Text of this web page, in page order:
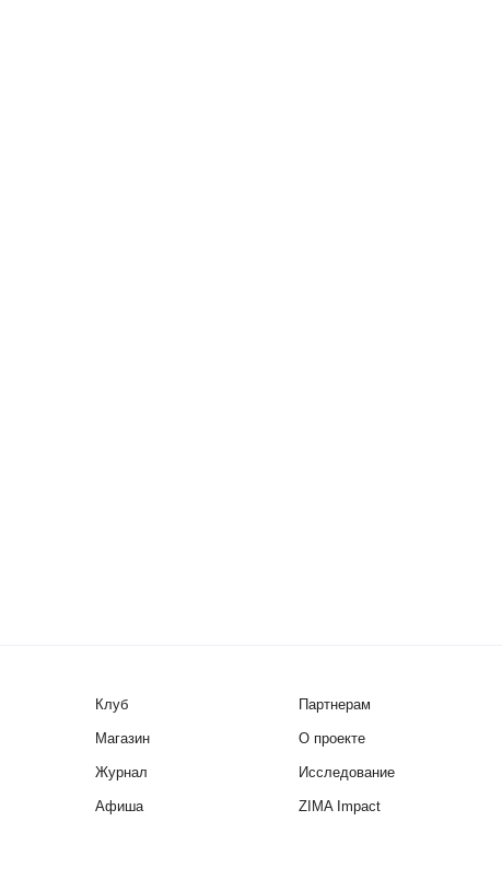
Клуб
Магазин
Журнал
Афиша
Партнерам
О проекте
Исследование
ZIMA Impact